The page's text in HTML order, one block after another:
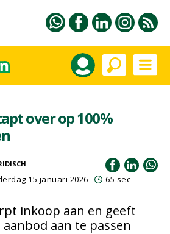
over op 100%
15 januari 2026 65 sec
inkoop aan en geeft
aan te passen